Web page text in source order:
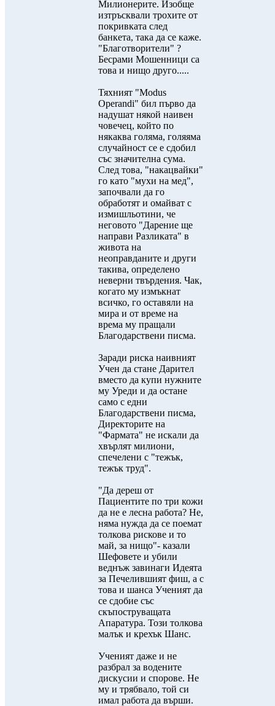
Милионерите. Изобще
изтръсквали трохите от
покривката след
банкета, така да се каже.
"Благотворители" ?
Бесрами Мошенници са
това и нищо друго.....
Тяхният "Modus
Operandi" бил първо да
надушат някой наивен
човечец, който по
някаква голяма, голяяма
случайност се е сдобил
със значителна сума.
След това, "накацвайки"
го като "мухи на мед",
започвали да го
обработят и омайват с
измишльотини, че
неговото "Дарение ще
направи Разликата" в
живота на
неоправданите и други
такива, определено
неверни твърдения. Чак,
когато му измъкнат
всичко, го оставяли на
мира и от време на
врема му пращали
Благодарствени писма.
Заради риска наивният
Учен да стане Дарител
вместо да купи нужните
му Уреди и да остане
само с едни
Благодарствени писма,
Директорите на
"Фармата" не искали да
хвърлят милиони,
спечелени с "тежък,
тежък труд".
"Да дереш от
Пациентите по три кожи
да не е лесна работа? Не,
няма нужда да се поемат
толкова рискове и то
май, за нищо"- казали
Шефовете и убили
веднъж завинаги Идеята
за Печелившият фиш, а с
това и шанса Ученият да
се сдобие със
скъпоструващата
Апаратура. Този толкова
малък и крехък Шанс.
Ученият даже и не
разбрал за водените
дискусии и спорове. Не
му и трябвало, той си
имал работа да върши.